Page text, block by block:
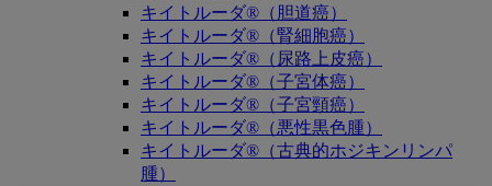
キイトルーダ®（胆道癌）
キイトルーダ®（腎細胞癌）
キイトルーダ®（尿路上皮癌）
キイトルーダ®（子宮体癌）
キイトルーダ®（子宮頸癌）
キイトルーダ®（悪性黒色腫）
キイトルーダ®（古典的ホジキンリンパ
腫）